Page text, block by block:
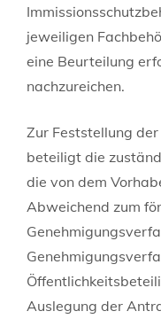
jeweiligen
eine Beurteilung
nachzureichen.
Zur Feststellung
beteiligt die
die von dem
Abweichend zum
Auslegung der